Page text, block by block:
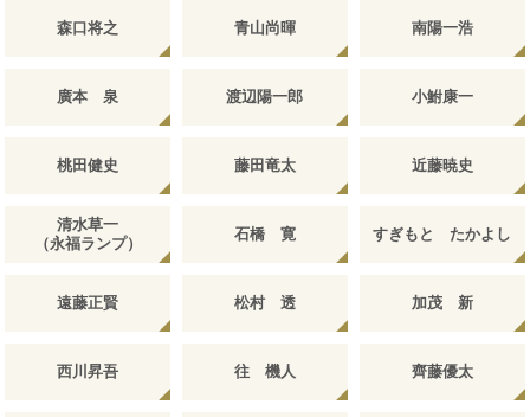
森口将之 青山尚暉 南陽一浩
廣本 泉 渡辺陽一郎 小鮒康一
桃田健史 藤田竜太 近藤暁史
清水草一
（永福ランプ）
石橋 寛 すぎもと たかよし
遠藤正賢 松村 透 加茂 新
西川昇吾 往 機人 齊藤優太